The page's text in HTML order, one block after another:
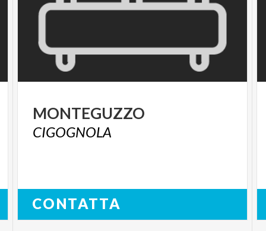
MONTEGUZZO
CIGOGNOLA
CONTATTA